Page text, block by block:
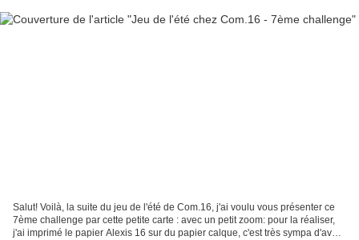
Salut! Voilà, la suite du jeu de l'été de Com.16, j'ai voulu vous présenter ce
7ème challenge par cette petite carte : avec un petit zoom: pour la réaliser,
j'ai imprimé le papier Alexis 16 sur du papier calque, c'est très sympa d'avoir